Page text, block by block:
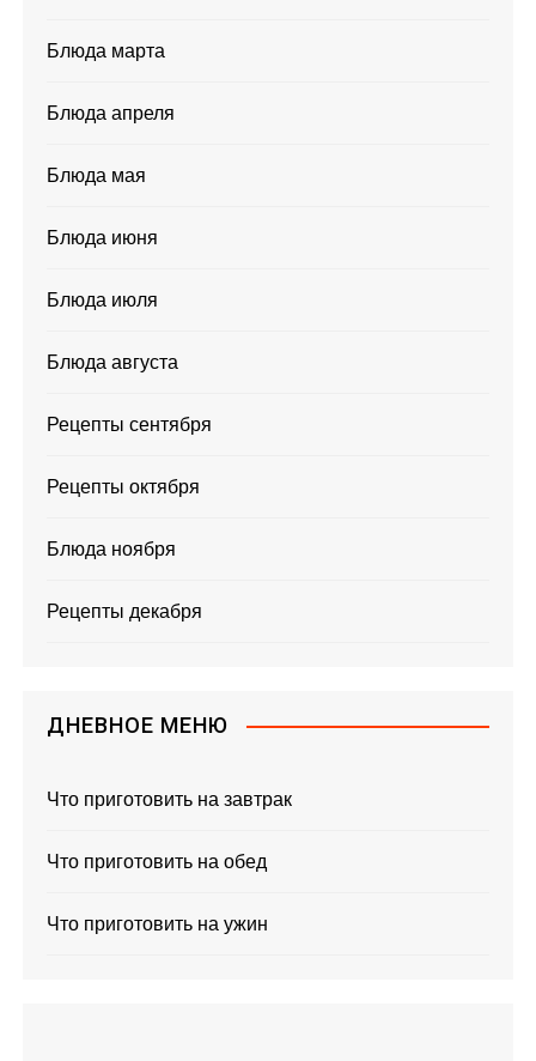
Блюда марта
Блюда апреля
Блюда мая
Блюда июня
Блюда июля
Блюда августа
Рецепты сентября
Рецепты октября
Блюда ноября
Рецепты декабря
ДНЕВНОЕ МЕНЮ
Что приготовить на завтрак
Что приготовить на обед
Что приготовить на ужин